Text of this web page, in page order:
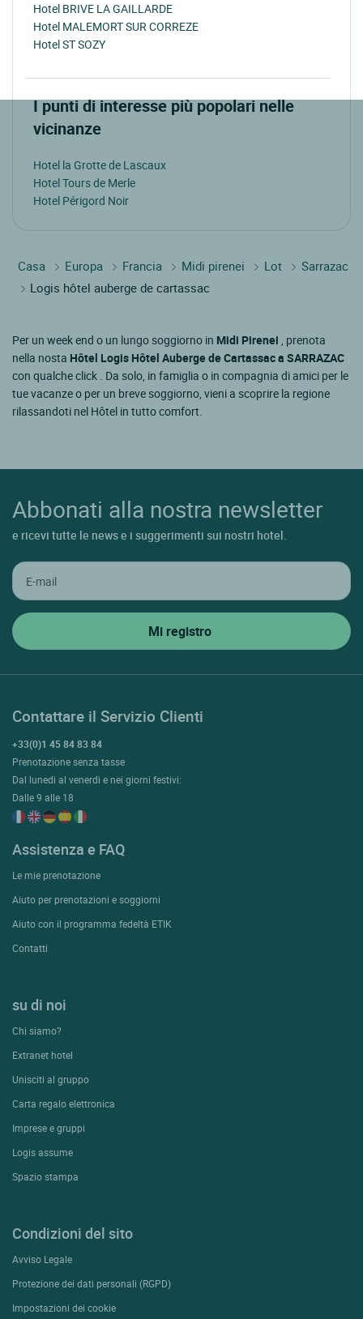
Hotel BRIVE LA GAILLARDE
Hotel MALEMORT SUR CORREZE
Hotel ST SOZY
I punti di interesse più popolari nelle
vicinanze
Hotel la Grotte de Lascaux
Hotel Tours de Merle
Hotel Périgord Noir
Casa Europa Francia Midi pirenei Lot
Sarrazac
Logis hôtel auberge de cartassac
Per un week end o un lungo soggiorno in Midi Pirenei , prenota
nella nosta Hôtel Logis Hôtel Auberge de Cartassac a SARRAZAC
con qualche click . Da solo, in famiglia o in compagnia di amici per le
tue vacanze o per un breve soggiorno, vieni a scoprire la regione
rilassandoti nel Hôtel in tutto comfort.
Abbonati alla nostra newsletter
e ricevi tutte le news e i suggerimenti sui nostri hotel.
Contattare il Servizio Clienti
+33(0)1 45 84 83 84
Prenotazione senza tasse
Dal lunedì al venerdì e nei giorni festivi:
Dalle 9 alle 18
Assistenza e FAQ
Le mie prenotazione
Aiuto per prenotazioni e soggiorni
Aiuto con il programma fedeltà ETIK
Contatti
su di noi
Chi siamo?
Extranet hotel
Unisciti al gruppo
Carta regalo elettronica
Imprese e gruppi
Logis assume
Spazio stampa
Condizioni del sito
Avviso Legale
Protezione dei dati personali (RGPD)
Impostazioni dei cookie